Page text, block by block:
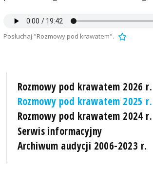
Posłuchaj "Rozmowy pod krawatem".
Rozmowy pod krawatem 2026 r.
Rozmowy pod krawatem 2025 r.
Rozmowy pod krawatem 2024 r.
Serwis informacyjny
Archiwum audycji 2006-2023 r.